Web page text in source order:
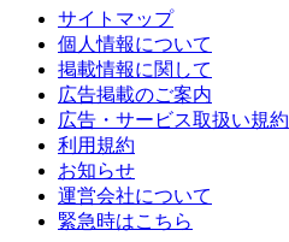
サイトマップ
個人情報について
掲載情報に関して
広告掲載のご案内
広告・サービス取扱い規約
利用規約
お知らせ
運営会社について
緊急時はこちら